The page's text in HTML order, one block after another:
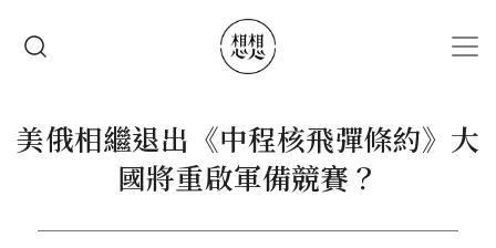
美俄相繼退出《中程核飛彈條約》大
國將重啟軍備競賽？